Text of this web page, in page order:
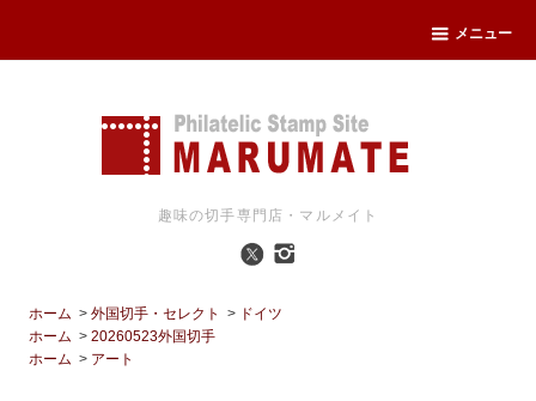
メニュー
趣味の切手専門店・マルメイト
ホーム >外国切手・セレクト > ドイツ
ホーム >20260523外国切手
ホーム > アート